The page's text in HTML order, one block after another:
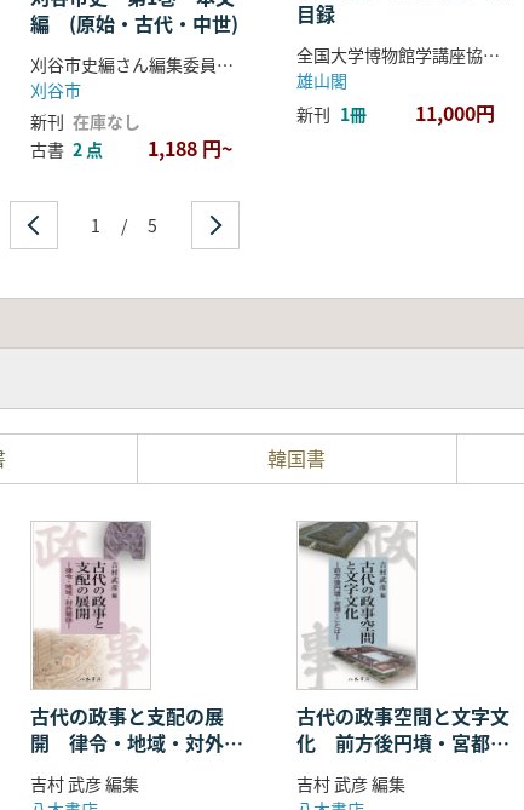
編 (原始・古代・中世)
刈谷市史編さん編集委員会編
刈谷市
新刊 在庫なし
古書 2 点 1,188 円~
目録
全国大学博物館学講座協議会 編
雄山閣
新刊 1冊 11,000円
1 / 5
韓国書
古代の政事と支配の展
開 律令・地域・対外関
係
吉村 武彦 編集
古代の政事空間と文字文
化 前方後円墳・宮都・
ことば
吉村 武彦 編集